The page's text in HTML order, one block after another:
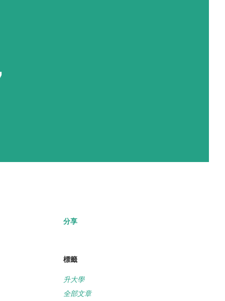
分享
標籤
升大學
全部文章